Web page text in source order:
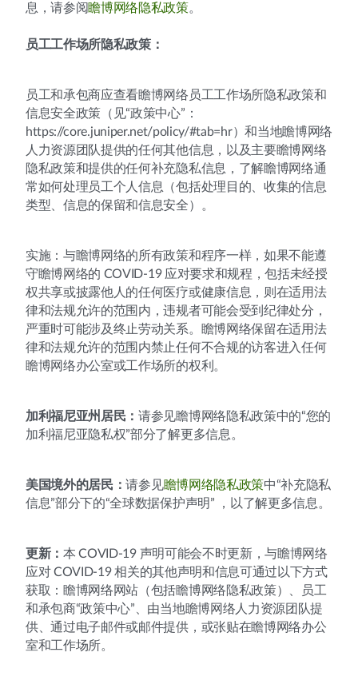
息，请参阅瞻博网络隐私政策。
员工工作场所隐私政策：
员工和承包商应查看瞻博网络员工工作场所隐私政策和
信息安全政策（见“政策中心”：
https://core.juniper.net/policy/#tab=hr）和当地瞻博网络
人力资源团队提供的任何其他信息，以及主要瞻博网络
隐私政策和提供的任何补充隐私信息，了解瞻博网络通
常如何处理员工个人信息（包括处理目的、收集的信息
类型、信息的保留和信息安全）。
实施：与瞻博网络的所有政策和程序一样，如果不能遵
守瞻博网络的 COVID-19 应对要求和规程，包括未经授
权共享或披露他人的任何医疗或健康信息，则在适用法
律和法规允许的范围内，违规者可能会受到纪律处分，
严重时可能涉及终止劳动关系。瞻博网络保留在适用法
律和法规允许的范围内禁止任何不合规的访客进入任何
瞻博网络办公室或工作场所的权利。
加利福尼亚州居民：请参见瞻博网络隐私政策中的“您的
加利福尼亚隐私权”部分了解更多信息。
美国境外的居民：请参见瞻博网络隐私政策中“补充隐私
信息”部分下的“全球数据保护声明” ，以了解更多信息。
更新：本 COVID-19 声明可能会不时更新，与瞻博网络
应对 COVID-19 相关的其他声明和信息可通过以下方式
获取：瞻博网络网站（包括瞻博网络隐私政策）、员工
和承包商“政策中心”、由当地瞻博网络人力资源团队提
供、通过电子邮件或邮件提供，或张贴在瞻博网络办公
室和工作场所。